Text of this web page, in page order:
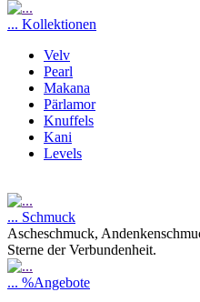
... Kollektionen
Velv
Pearl
Makana
Pärlamor
Knuffels
Kani
Levels
... Schmuck
Ascheschmuck,
Sterne der Verbundenheit.
... %Angebote